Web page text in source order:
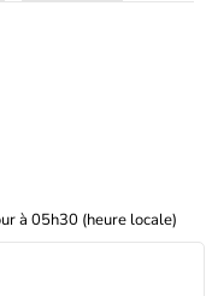
à 05h30 (heure locale)